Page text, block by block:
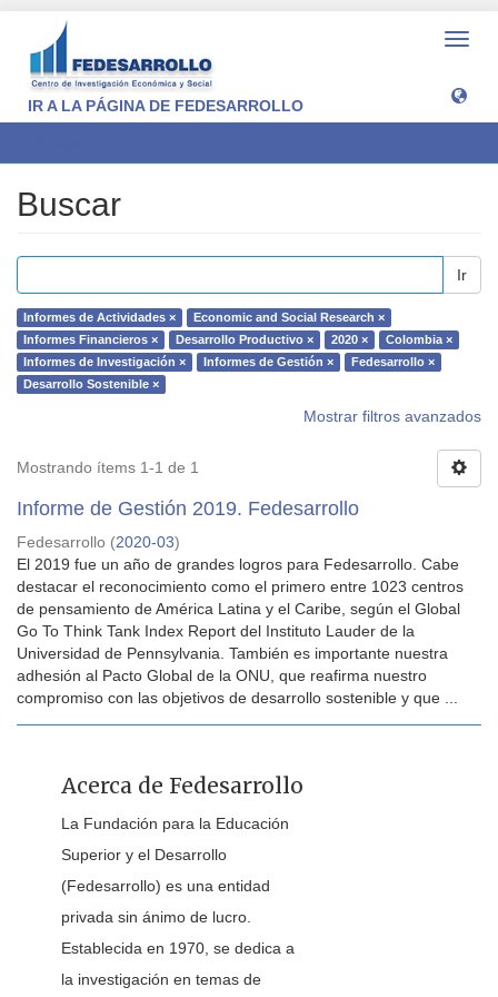
IR A LA PÁGINA DE FEDESARROLLO
Buscar
Ir
Informes de Actividades ×
Economic and Social Research ×
Informes Financieros ×
Desarrollo Productivo × 2020 ×
Colombia ×
Informes de Investigación ×
Informes de Gestión ×
Fedesarrollo ×
Desarrollo Sostenible ×
Mostrar filtros avanzados
Mostrando ítems 1-1 de 1
Informe de Gestión 2019. Fedesarrollo
Fedesarrollo (2020-03)
El 2019 fue un año de grandes logros para Fedesarrollo. Cabe
destacar el reconocimiento como el primero entre 1023 centros
de pensamiento de América Latina y el Caribe, según el Global
Go To Think Tank Index Report del Instituto Lauder de la
Universidad de Pennsylvania. También es importante nuestra
adhesión al Pacto Global de la ONU, que reafirma nuestro
compromiso con las objetivos de desarrollo sostenible y que ...
Acerca de Fedesarrollo
La Fundación para la Educación
Superior y el Desarrollo
(Fedesarrollo) es una entidad
privada sin ánimo de lucro.
Establecida en 1970, se dedica a
la investigación en temas de